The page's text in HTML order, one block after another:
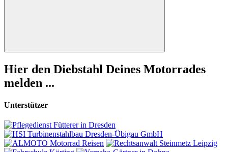
Suchen
Hier den Diebstahl Deines Motorrades
melden ...
Unterstützer